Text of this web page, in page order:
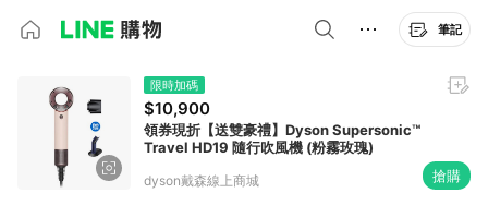
筆記
限時加碼
$10,900
領券現折【送雙豪禮】Dyson Supersonic™
Travel HD19 隨行吹風機 (粉霧玫瑰)
dyson戴森線上商城 搶購